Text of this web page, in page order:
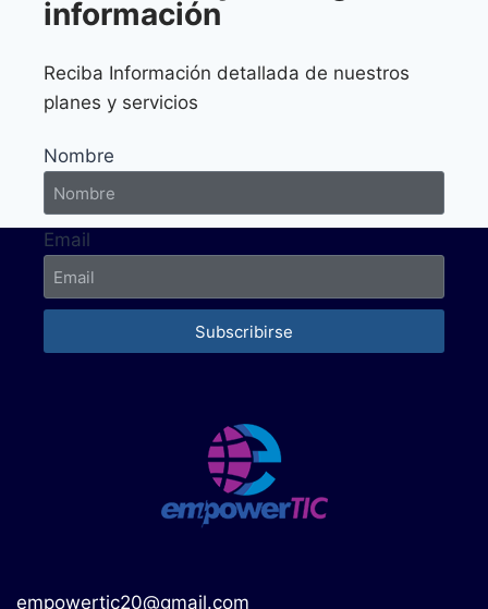
información
Reciba Información detallada de nuestros
planes y servicios
Nombre
Email
Subscribirse
empowertic20@gmail.com